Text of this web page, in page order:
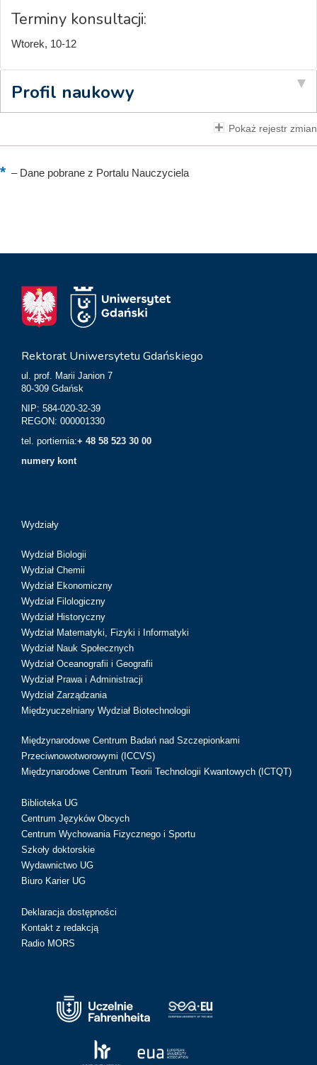
Terminy konsultacji:
Wtorek, 10-12
Profil naukowy
Pokaż rejestr zmian
–Dane pobrane z Portalu Nauczyciela
Rektorat Uniwersytetu Gdańskiego
ul. prof. Marii Janion 7
80-309 Gdańsk
NIP: 584-020-32-39
REGON: 000001330
tel. portiernia:+ 48 58 523 30 00
numery kont
Wydziały
Wydział Biologii
Wydział Chemii
Wydział Ekonomiczny
Wydział Filologiczny
Wydział Historyczny
Wydział Matematyki, Fizyki i Informatyki
Wydział Nauk Społecznych
Wydział Oceanografii i Geografii
Wydział Prawa i Administracji
Wydział Zarządzania
Międzyuczelniany Wydział Biotechnologii
Międzynarodowe Centrum Badań nad Szczepionkami
Przeciwnowotworowymi (ICCVS)
Międzynarodowe Centrum Teorii Technologii Kwantowych (ICTQT)
Biblioteka UG
Centrum Języków Obcych
Centrum Wychowania Fizycznego i Sportu
Szkoły doktorskie
Wydawnictwo UG
Biuro Karier UG
Deklaracja dostępności
Kontakt z redakcją
Radio MORS